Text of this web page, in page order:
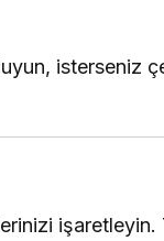
isterseniz